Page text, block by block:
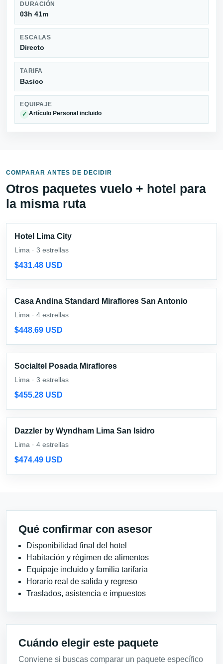
DURACIÓN
03h 41m
ESCALAS
Directo
TARIFA
Basico
EQUIPAJE
✓ Artículo Personal incluido
COMPARAR ANTES DE DECIDIR
Otros paquetes vuelo + hotel para
la misma ruta
Hotel Lima City
Lima · 3 estrellas
$431.48 USD
Casa Andina Standard Miraflores San Antonio
Lima · 4 estrellas
$448.69 USD
Socialtel Posada Miraflores
Lima · 3 estrellas
$455.28 USD
Dazzler by Wyndham Lima San Isidro
Lima · 4 estrellas
$474.49 USD
Qué confirmar con asesor
Disponibilidad final del hotel
Habitación y régimen de alimentos
Equipaje incluido y familia tarifaria
Horario real de salida y regreso
Traslados, asistencia e impuestos
Cuándo elegir este paquete
Conviene si buscas comparar un paquete específico